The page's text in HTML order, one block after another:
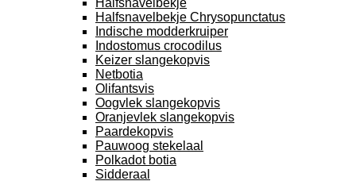
Halfsnavelbekje
Halfsnavelbekje Chrysopunctatus
Indische modderkruiper
Indostomus crocodilus
Keizer slangekopvis
Netbotia
Olifantsvis
Oogvlek slangekopvis
Oranjevlek slangekopvis
Paardekopvis
Pauwoog stekelaal
Polkadot botia
Sidderaal